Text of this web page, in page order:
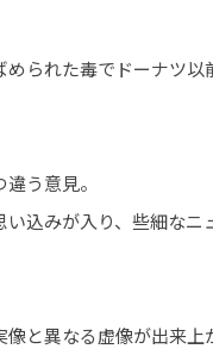
められた毒でドーナツ以
う意見。
い込みが入り、些細なニ
像と異なる虚像が出来上